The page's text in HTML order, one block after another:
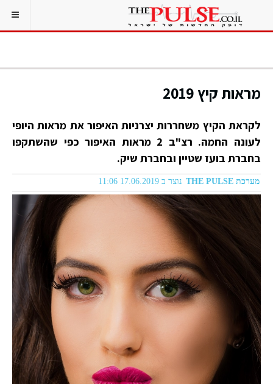
מראות קיץ 2019
לקראת הקיץ משחררות יצרניות האיפור את מראות היופי
לעונה החמה. רצ"ב 2 מראות האיפור כפי שהשתקפו
בחברת בועז שטיין ובחברת שיק.
מערכת THE PULSE נוצר ב 17.06.2019 11:06